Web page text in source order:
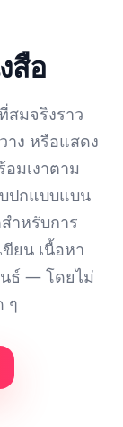
สือ
มจริงราว
าง หรือแสดง
มเงาตาม
ปกแบบแบน
ำหรับการ
ยน เนื้อหา
ธ์ — โดยไม่
ๆ